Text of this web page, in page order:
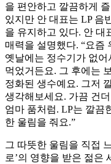
을 편안하고 깔끔하게
있지만 안 대표는 LP 음
을 유지하고 있다. 안 대
매력을 설명했다. “요즘
옛날에는 정수기가 없어
먹었거든요. 그 후에는
정화된 생수예요. 그저
생각해보세요. 가끔 건
엄마 품처럼. LP는 깔끔
한 울림을 줘요.”
그 따뜻한 울림을 직접
로’의 영향을 받은 젊은